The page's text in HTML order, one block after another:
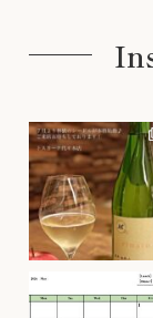
uottoria_toscana
7月 2
uottoria_toscana